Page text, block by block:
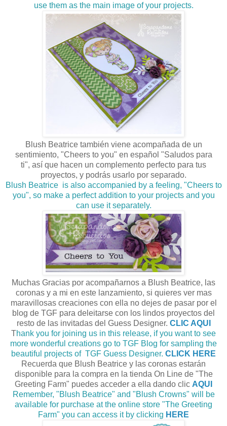
use them as the main image of your projects.
Blush Beatrice también viene acompañada de un
sentimiento, "Cheers to you" en español "Saludos para
ti", así que hacen un complemento perfecto para tus
proyectos, y podrás usarlo por separado.
Blush Beatrice is also accompanied by a feeling, "Cheers to
you", so make a perfect addition to your projects and you
can use it separately.
Muchas Gracias por acompañarnos a Blush Beatrice, las
coronas y a mi en este lanzamiento, si quieres ver mas
maravillosas creaciones con ella no dejes de pasar por el
blog de TGF para deleitarse con los lindos proyectos del
resto de las invitadas del Guess Designer. CLIC AQUI
Thank you for joining us in this release, if you want to see
more wonderful creations go to TGF Blog for sampling the
beautiful projects of TGF Guess Designer. CLICK HERE
Recuerda que Blush Beatrice y las coronas estarán
disponible para la compra en la tienda On Line de "The
Greeting Farm" puedes acceder a ella dando clic AQUI
Remember, "Blush Beatrice" and "Blush Crowns" will be
available for purchase at the online store "The Greeting
Farm" you can access it by clicking HERE